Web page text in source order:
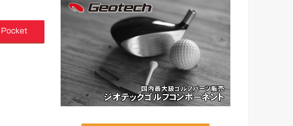
Pocket